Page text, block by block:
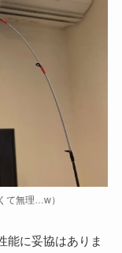
て無理…w）
能に妥協はありま